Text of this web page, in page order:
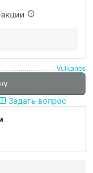
Vulkanos
Задать вопрос